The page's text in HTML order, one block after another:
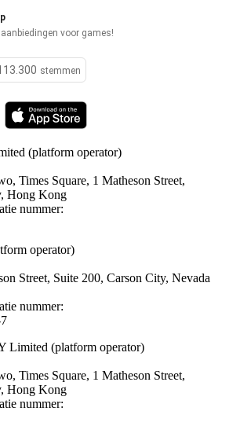
voor games!
stemmen
(platform operator)
Times Square, 1 Matheson Street,
Hong Kong
nummer:
operator)
Street, Suite 200, Carson City, Nevada
nummer:
Limited (platform operator)
Times Square, 1 Matheson Street,
Hong Kong
nummer: